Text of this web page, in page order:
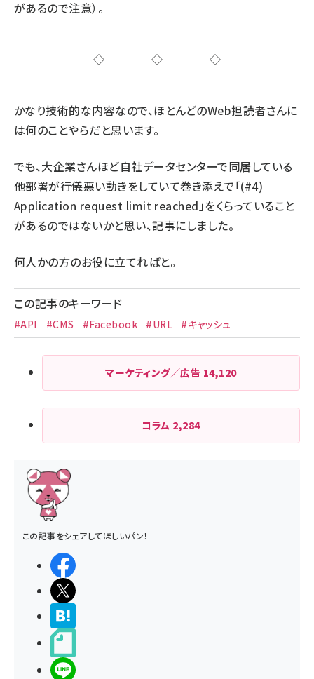
があるので注意）。
◇◇◇
かなり技術的な内容なので、ほとんどのWeb担読者さんに
は何のことやらだと思います。
でも、大企業さんほど自社データセンターで同居している
他部署が行儀悪い動きをしていて巻き添えで「(#4)
Application request limit reached」をくらっていること
があるのではないかと思い、記事にしました。
何人かの方のお役に立てればと。
この記事のキーワード
#API #CMS #Facebook #URL #キャッシュ
マーケティング／広告 14,120
コラム 2,284
この記事をシェアしてほしいパン！